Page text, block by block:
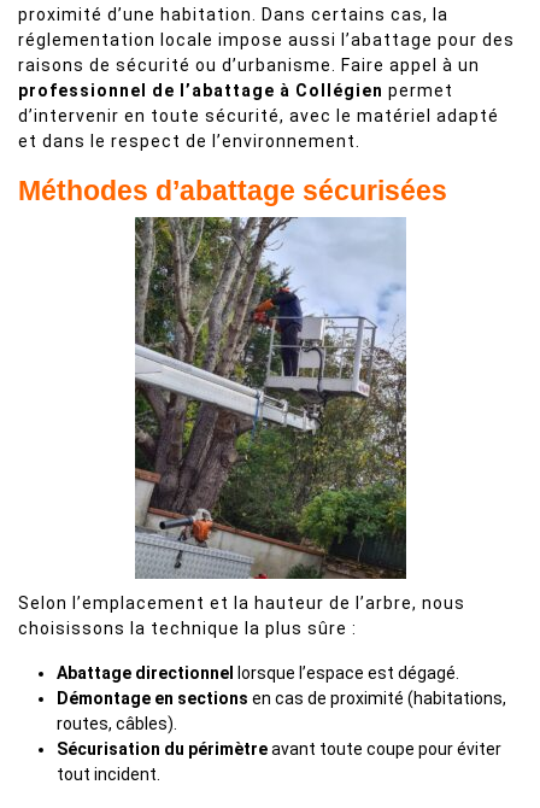
proximité d’une habitation. Dans certains cas, la
réglementation locale impose aussi l’abattage pour des
raisons de sécurité ou d’urbanisme. Faire appel à un
professionnel de l’abattage à Collégien permet
d’intervenir en toute sécurité, avec le matériel adapté
et dans le respect de l’environnement.
Méthodes d’abattage sécurisées
Selon l’emplacement et la hauteur de l’arbre, nous
choisissons la technique la plus sûre :
Abattage directionnel
lorsque l’espace est dégagé.
Démontage en sections en cas de proximité (habitations,
routes, câbles).
Sécurisation du périmètreavant toute coupe pour éviter
tout incident.